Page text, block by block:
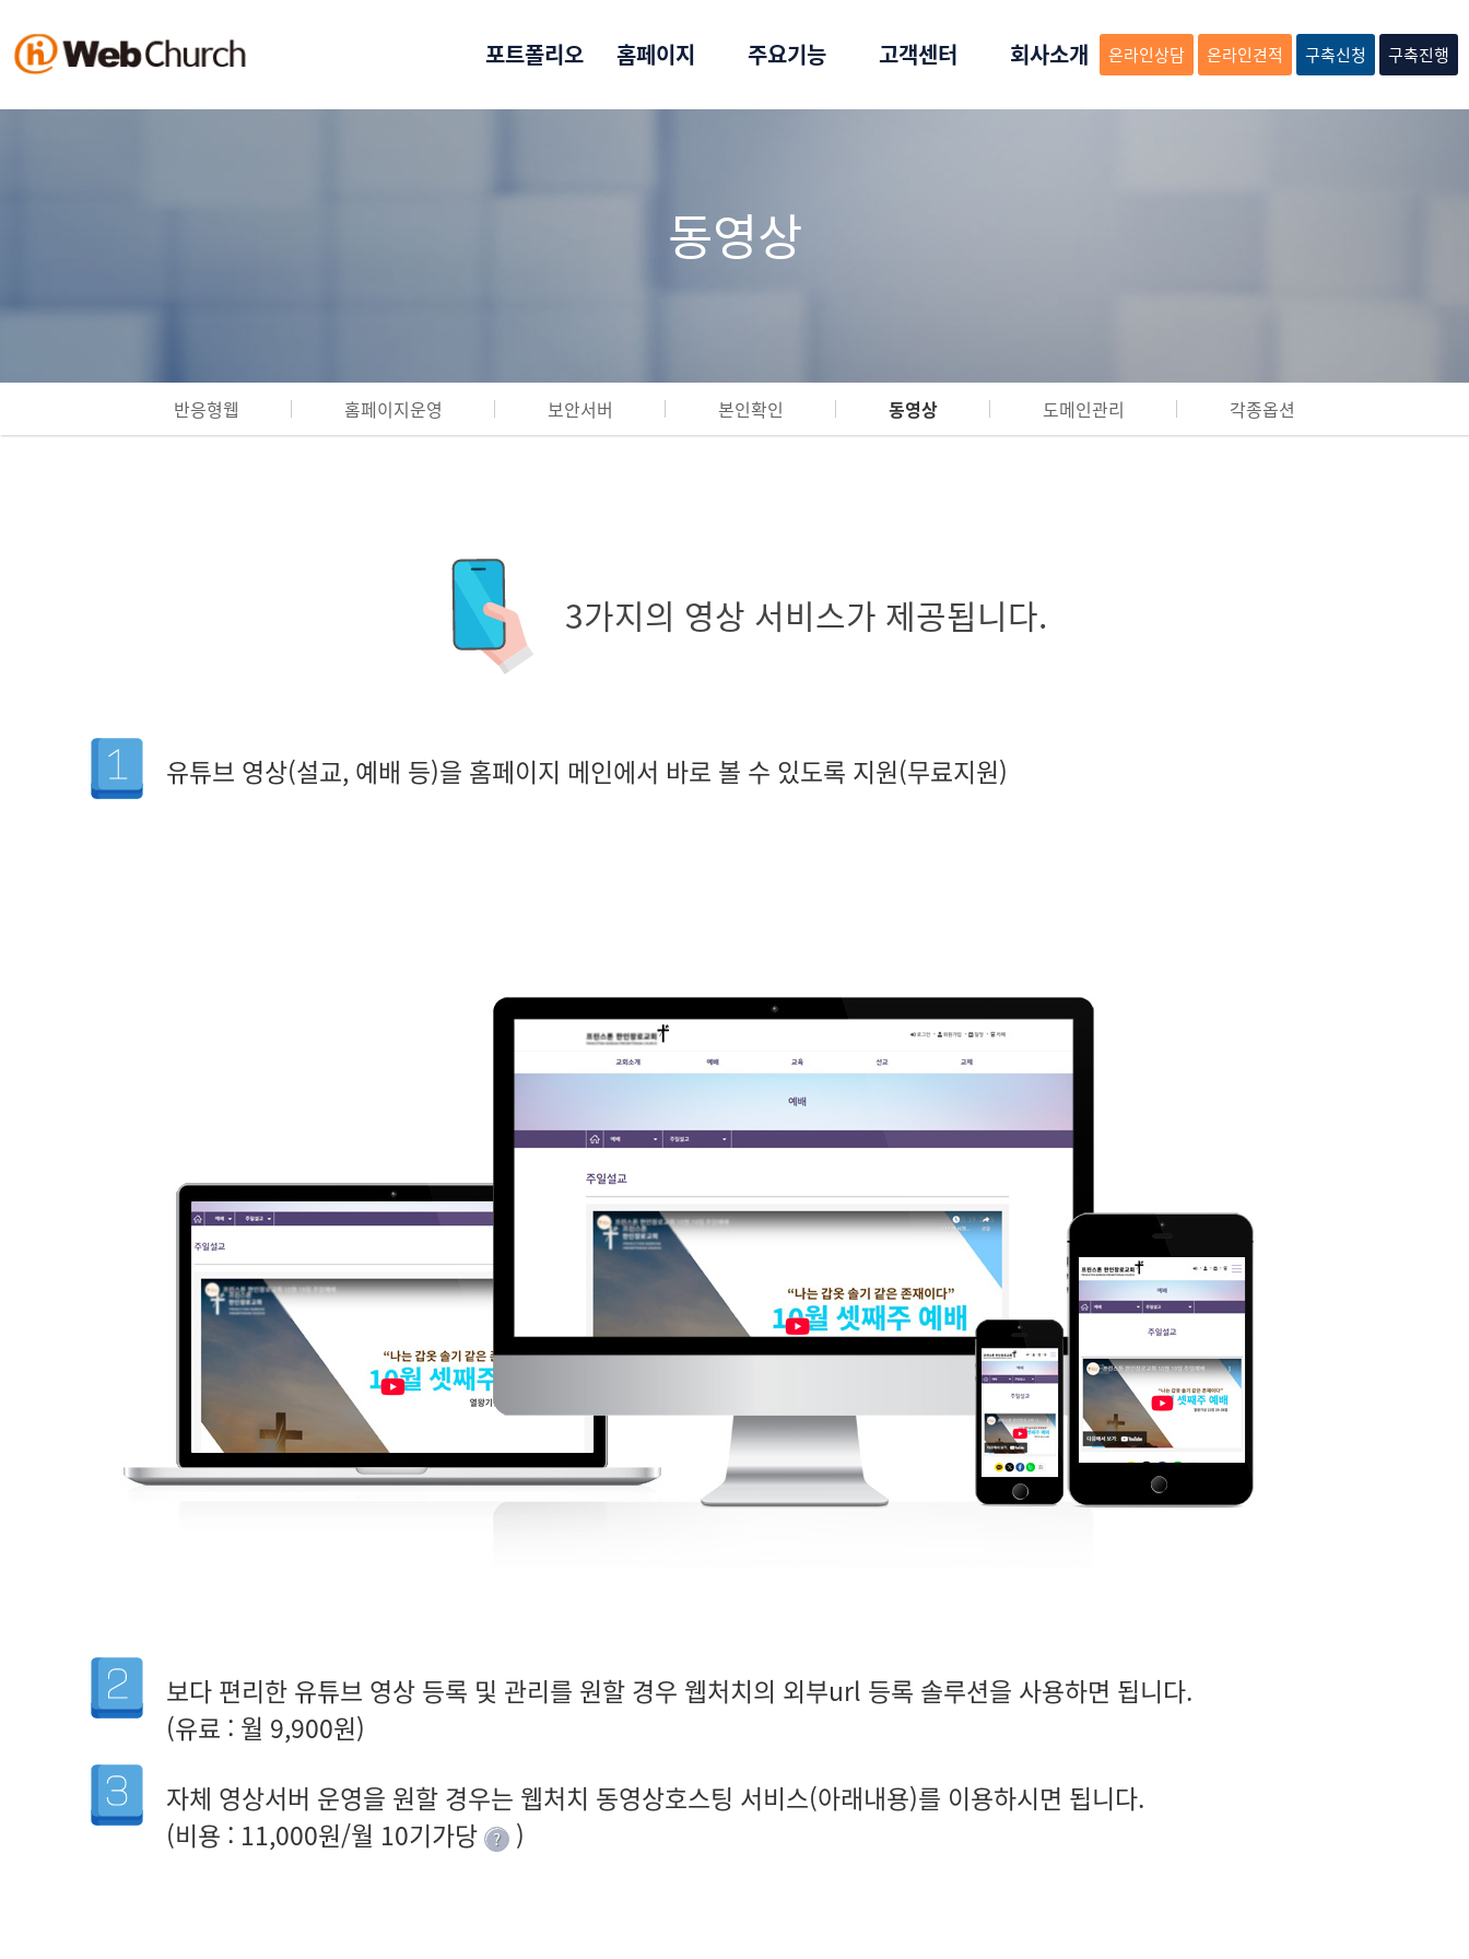
포트폴리오 홈페이지 주요기능 고객센터 회사소개 온라인상담 온라인견적 구축신청 구축진행
동영상
반응형웹 홈페이지운영 보안서버 본인확인 동영상 도메인관리 각종옵션
3가지의 영상 서비스가 제공됩니다.
유튜브 영상(설교, 예배 등)을 홈페이지 메인에서 바로 볼 수 있도록 지원(무료지원)
보다 편리한 유튜브 영상 등록 및 관리를 원할 경우 웹처치의 외부url 등록 솔루션을 사용하면 됩니다.
(유료 : 월 9,900원)
자체 영상서버 운영을 원할 경우는 웹처치 동영상호스팅 서비스(아래내용)를 이용하시면 됩니다.
(비용 : 11,000원/월 10기가당
? )